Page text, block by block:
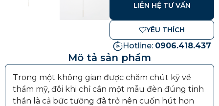
LIÊN HỆ TƯ VẤN
YÊU THÍCH
Hotline: 0906.418.437
Mô tả sản phẩm
Trong một không gian được chăm chút kỹ về
thẩm mỹ, đôi khi chỉ cần một mẫu đèn đúng tinh
thần là cả bức tường đã trở nên cuốn hút hơn